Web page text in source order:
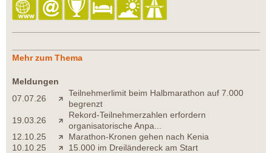
Mehr zum Thema
Meldungen
07.07.26
Teilnehmerlimit beim Halbmarathon auf 7.000
begrenzt
19.03.26
Rekord-Teilnehmerzahlen erfordern
organisatorische Anpa...
12.10.25
Marathon-Kronen gehen nach Kenia
10.10.25
15.000 im Dreiländereck am Start